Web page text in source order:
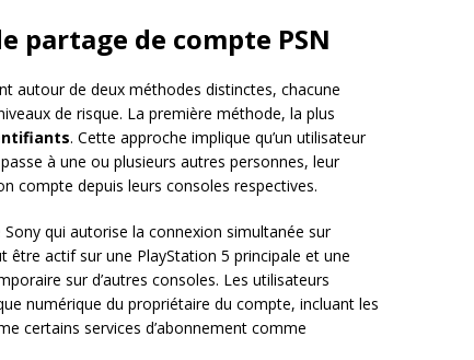
partage de compte PSN
autour de deux méthodes distinctes, chacune
de risque. La première méthode, la plus
. Cette approche implique qu’un utilisateur
à une ou plusieurs autres personnes, leur
compte depuis leurs consoles respectives.
qui autorise la connexion simultanée sur
actif sur une PlayStation 5 principale et une
sur d’autres consoles. Les utilisateurs
numérique du propriétaire du compte, incluant les
certains services d’abonnement comme